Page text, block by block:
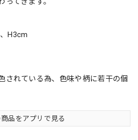
H3cm
されている為、色味や柄に若干の個
品をアプリで見る